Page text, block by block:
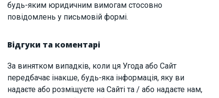
будь-яким юридичним вимогам стосовно
повідомлень у письмовій формі.
Відгуки та коментарі
За винятком випадків, коли ця Угода або Сайт
передбачає інакше, будь-яка інформація, яку ви
надаєте або розміщуєте на Сайті та / або надаєте нам,